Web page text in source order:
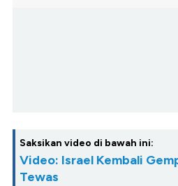
Saksikan video di bawah ini:
Video: Israel Kembali
Tewas